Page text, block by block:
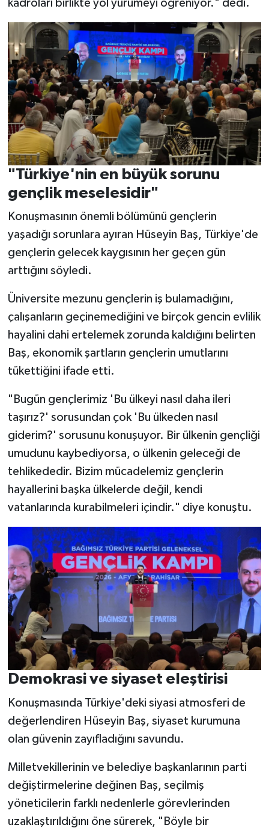
kadroları birlikte yol yürümeyi öğreniyor." dedi.
"Türkiye'nin en büyük sorunu
gençlik meselesidir"
Konuşmasının önemli bölümünü gençlerin
yaşadığı sorunlara ayıran Hüseyin Baş, Türkiye'de
gençlerin gelecek kaygısının her geçen gün
arttığını söyledi.
Üniversite mezunu gençlerin iş bulamadığını,
çalışanların geçinemediğini ve birçok gencin evlilik
hayalini dahi ertelemek zorunda kaldığını belirten
Baş, ekonomik şartların gençlerin umutlarını
tükettiğini ifade etti.
"Bugün gençlerimiz 'Bu ülkeyi nasıl daha ileri
taşırız?' sorusundan çok 'Bu ülkeden nasıl
giderim?' sorusunu konuşuyor. Bir ülkenin gençliği
umudunu kaybediyorsa, o ülkenin geleceği de
tehlikededir. Bizim mücadelemiz gençlerin
hayallerini başka ülkelerde değil, kendi
vatanlarında kurabilmeleri içindir." diye konuştu.
Demokrasi ve siyaset eleştirisi
Konuşmasında Türkiye'deki siyasi atmosferi de
değerlendiren Hüseyin Baş, siyaset kurumuna
olan güvenin zayıfladığını savundu.
Milletvekillerinin ve belediye başkanlarının parti
değiştirmelerine değinen Baş, seçilmiş
yöneticilerin farklı nedenlerle görevlerinden
uzaklaştırıldığını öne sürerek, "Böyle bir